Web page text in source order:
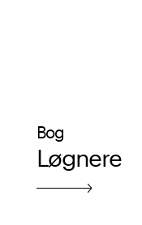
Bog
Løgnere